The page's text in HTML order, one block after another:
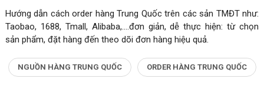
Hướng dẫn cách order hàng Trung Quốc trên các sản TMĐT như:
Taobao, 1688, Tmall, Alibaba,....đơn giản, dễ thực hiện: từ chọn
sản phẩm, đặt hàng đến theo dõi đơn hàng hiệu quả.
NGUỒN HÀNG TRUNG QUỐC ORDER HÀNG TRUNG QUỐC